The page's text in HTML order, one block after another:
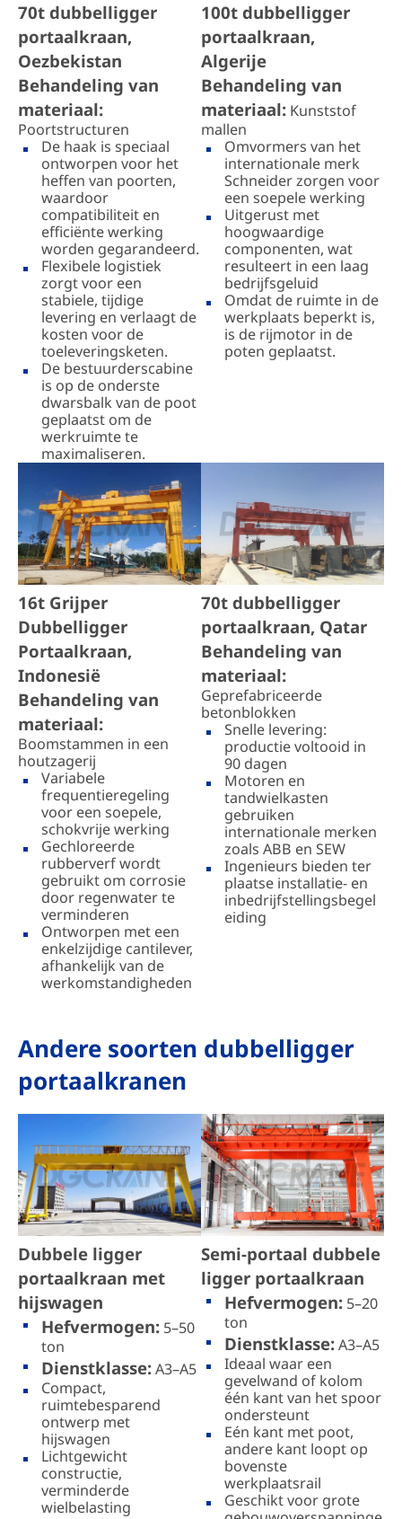
70t dubbelligger
portaalkraan,
Oezbekistan
Behandeling van
materiaal:
Poortstructuren
De haak is speciaal
ontworpen voor het
heffen van poorten,
waardoor
compatibiliteit en
efficiënte werking
worden gegarandeerd.
Flexibele logistiek
zorgt voor een
stabiele, tijdige
levering en verlaagt de
kosten voor de
toeleveringsketen.
De bestuurderscabine
is op de onderste
dwarsbalk van de poot
geplaatst om de
werkruimte te
maximaliseren.
100t dubbelligger
portaalkraan,
Algerije
Behandeling van
materiaal: Kunststof
mallen
Omvormers van het
internationale merk
Schneider zorgen voor
een soepele werking
Uitgerust met
hoogwaardige
componenten, wat
resulteert in een laag
bedrijfsgeluid
Omdat de ruimte in de
werkplaats beperkt is,
is de rijmotor in de
poten geplaatst.
16t Grijper
Dubbelligger
Portaalkraan,
Indonesië
Behandeling van
materiaal:
Boomstammen in een
houtzagerij
Variabele
frequentieregeling
voor een soepele,
schokvrije werking
Gechloreerde
rubberverf wordt
gebruikt om corrosie
door regenwater te
verminderen
Ontworpen met een
enkelzijdige cantilever,
afhankelijk van de
werkomstandigheden
70t dubbelligger
portaalkraan, Qatar
Behandeling van
materiaal:
Geprefabriceerde
betonblokken
Snelle levering:
productie voltooid in
90 dagen
Motoren en
tandwielkasten
gebruiken
internationale merken
zoals ABB en SEW
Ingenieurs bieden ter
plaatse installatie- en
inbedrijfstellingsbegel
eiding
Andere soorten dubbelligger
portaalkranen
Dubbele ligger
portaalkraan met
hijswagen
Hefvermogen: 5–50
ton
Dienstklasse:A3–A5
Compact,
ruimtebesparend
ontwerp met
hijswagen
Lichtgewicht
constructie,
verminderde
wielbelasting
Semi-portaal dubbele
ligger portaalkraan
Hefvermogen: 5–20
ton
Dienstklasse:A3–A5
Ideaal waar een
gevelwand of kolom
één kant van het spoor
ondersteunt
Eén kant met poot,
andere kant loopt op
bovenste
werkplaatsrail
Geschikt voor grote